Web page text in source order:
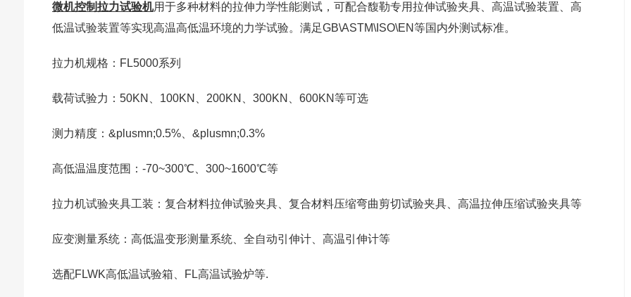
微机控制拉力试验机用于多种材料的拉伸力学性能测试，可配合馥勒专用拉伸试验夹具、高温试验装置、高
低温试验装置等实现高温高低温环境的力学试验。满足GB\ASTM\ISO\EN等国内外测试标准。
拉力机规格：FL5000系列
载荷试验力：50KN、100KN、200KN、300KN、600KN等可选
测力精度：&plusmn;0.5%、&plusmn;0.3%
高低温温度范围：-70~300℃、300~1600℃等
拉力机试验夹具工装：复合材料拉伸试验夹具、复合材料压缩弯曲剪切试验夹具、高温拉伸压缩试验夹具等
应变测量系统：高低温变形测量系统、全自动引伸计、高温引伸计等
选配FLWK高低温试验箱、FL高温试验炉等.